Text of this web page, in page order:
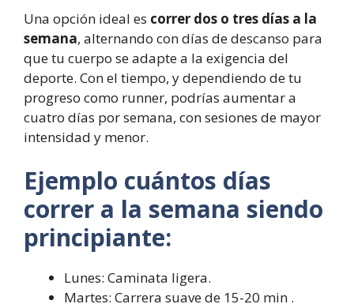
Una opción ideal es correr dos o tres días a la
semana, alternando con días de descanso para
que tu cuerpo se adapte a la exigencia del
deporte. Con el tiempo, y dependiendo de tu
progreso como runner, podrías aumentar a
cuatro días por semana, con sesiones de mayor
intensidad y menor.
Ejemplo cuántos días
correr a la semana siendo
principiante:
Lunes: Caminata ligera.
Martes: Carrera suave de 15-20 min .